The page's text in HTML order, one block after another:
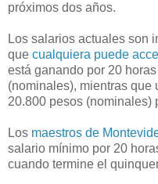
próximos dos años.
Los salarios actuales son
que cualquiera puede
está ganando por 20
(nominales), mientras que
20.800 pesos (nominales)
Los maestros de
salario mínimo por 20
cuando termine el